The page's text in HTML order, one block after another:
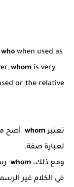
who when used as
whom is very
or the relative
تعتبرwhom أصح
لعبارة صفة.
ومع ذلك، whom
في الكلام غير